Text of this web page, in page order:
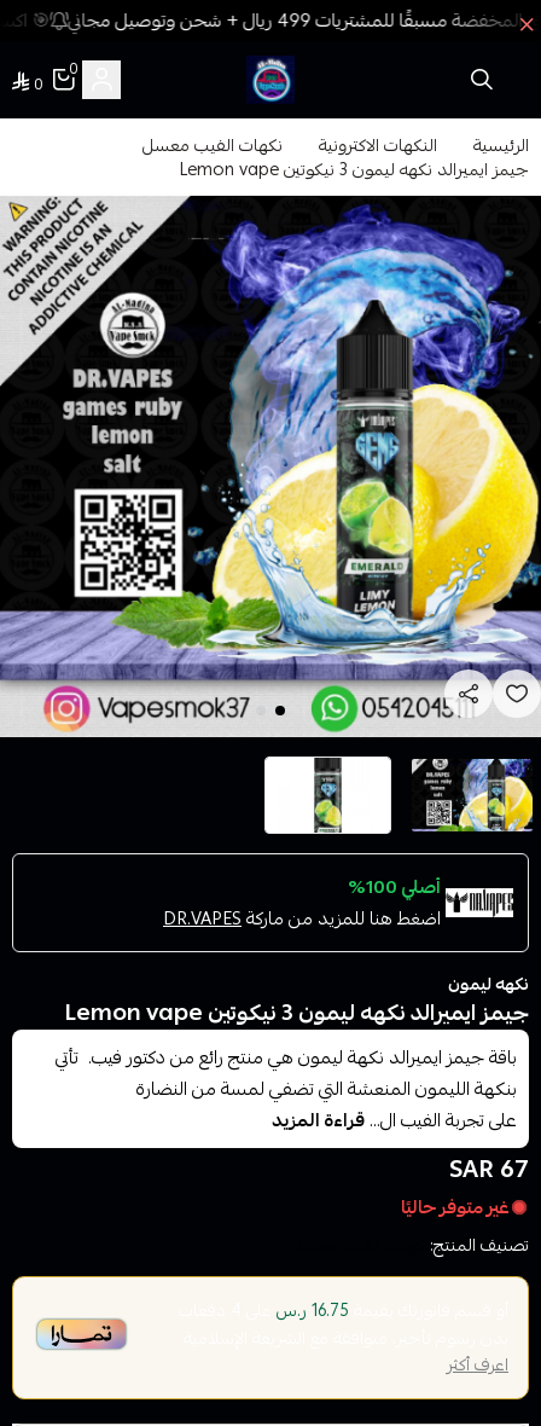
🎯
فيب المدينة
0
0
الرئيسية النكهات الاكترونية نكهات الفيب معسل
جيمز ايميرالد نكهه ليمون 3 نيكوتين Lemon vape
أصلي 100%
اضغط هنا للمزيد من ماركةDR.VAPES
نكهه ليمون
جيمز ايميرالد نكهه ليمون 3 نيكوتين Lemon vape
باقة جيمز ايميرالد نكهة ليمون هي منتج رائع من دكتور فيب. تأتي
بنكهة الليمون المنعشة التي تضفي لمسة من النضارة
على تجربة الفيب ال...قراءة المزيد
67 SAR
غير متوفر حاليًا
تصنيف المنتج:
16.75 ر.س
اعرف أكثر